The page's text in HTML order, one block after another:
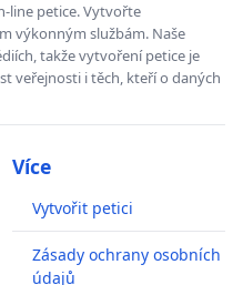
line petice. Vytvořte
výkonným službám. Naše
takže vytvoření petice je
veřejnosti i těch, kteří o daných
Více
Vytvořit petici
Zásady ochrany osobních
údajů